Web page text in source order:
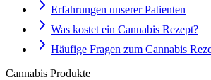
Erfahrungen unserer Patienten
Was kostet ein Cannabis Rezept?
Häufige Fragen zum Cannabis
Cannabis Produkte